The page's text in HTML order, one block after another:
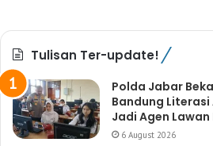
Tulisan Ter-update!
Polda Jabar
Bandung Literasi
Jadi Agen Lawan
6 August 2026